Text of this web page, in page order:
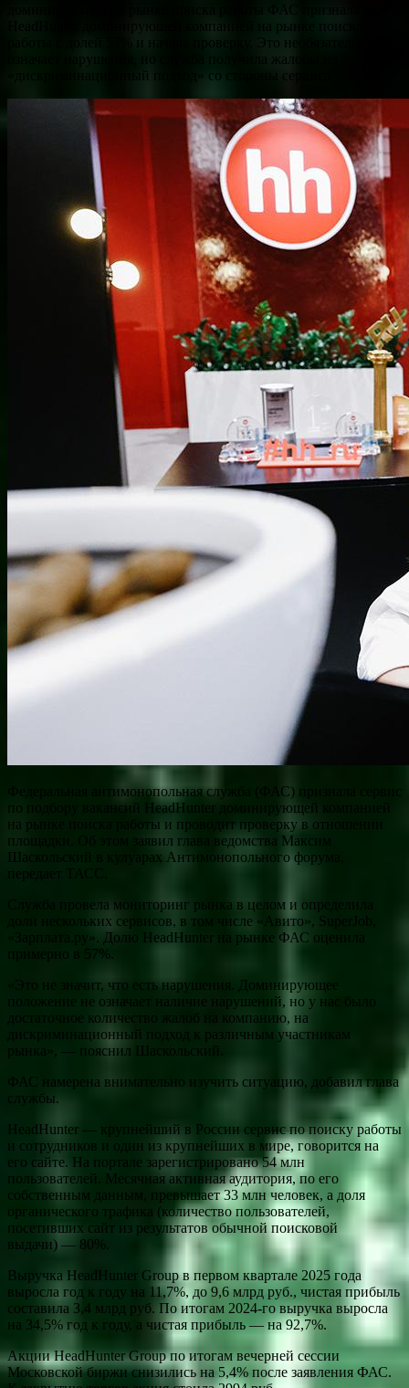
доминирующей на рынке поиска работы ФАС признала
HeadHunter доминирующей компанией на рынке поиска
работы с долей 57% и начала проверку. Это необязательно
означает нарушения, но служба получила жалобы на
«дискриминационный подход» со стороны сервиса
Федеральная антимонопольная служба (ФАС) признала сервис
по подбору вакансий HeadHunter доминирующей компанией
на рынке поиска работы и проводит проверку в отношении
площадки. Об этом заявил глава ведомства Максим
Шаскольский в кулуарах Антимонопольного форума,
передает ТАСС.
Служба провела мониторинг рынка в целом и определила
доли нескольких сервисов, в том числе «Авито», SuperJob,
«Зарплата.ру». Долю HeadHunter на рынке ФАС оценила
примерно в 57%.
«Это не значит, что есть нарушения. Доминирующее
положение не означает наличие нарушений, но у нас было
достаточное количество жалоб на компанию, на
дискриминационный подход к различным участникам
рынка», — пояснил Шаскольский.
ФАС намерена внимательно изучить ситуацию, добавил глава
службы.
HeadHunter — крупнейший в России сервис по поиску работы
и сотрудников и один из крупнейших в мире, говорится на
его сайте. На портале зарегистрировано 54 млн
пользователей. Месячная активная аудитория, по его
собственным данным, превышает 33 млн человек, а доля
органического трафика (количество пользователей,
посетивших сайт из результатов обычной поисковой
выдачи) — 80%.
Выручка HeadHunter Group в первом квартале 2025 года
выросла год к году на 11,7%, до 9,6 млрд руб., чистая прибыль
составила 3,4 млрд руб. По итогам 2024-го выручка выросла
на 34,5% год к году, а чистая прибыль — на 92,7%.
Акции HeadHunter Group по итогам вечерней сессии
Московской биржи снизились на 5,4% после заявления ФАС.